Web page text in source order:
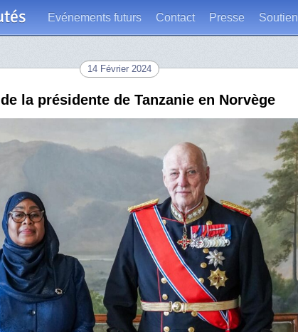
Evénements futurs Contact Presse Soutien
14 Février 2024
la présidente de Tanzanie en Norvège